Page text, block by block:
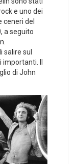
e uno dei
ceneri del
a seguito
salire sul
Il
di John